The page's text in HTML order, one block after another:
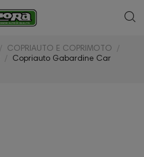
COPRIAUTO E COPRIMOTO
Copriauto Gabardine Car